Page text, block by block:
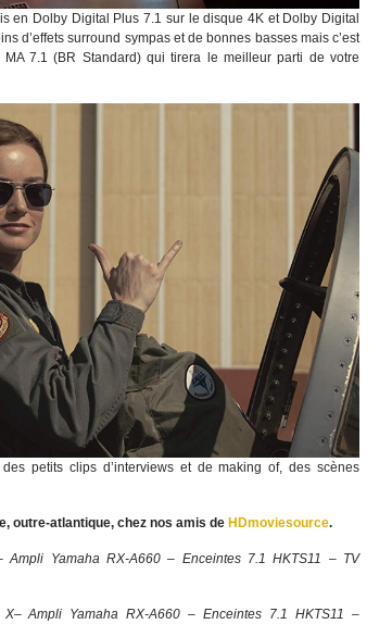
en Dolby Digital Plus 7.1 sur le disque 4K et Dolby Digital
d’effets surround sympas et de bonnes basses mais c’est
7.1 (BR Standard) qui tirera le meilleur parti de votre
petits clips d’interviews et de making of, des scènes
outre-atlantique, chez nos amis de HDmoviesource.
Ampli Yamaha RX-A660 – Enceintes 7.1 HKTS11 – TV
X– Ampli Yamaha RX-A660 – Enceintes 7.1 HKTS11 –